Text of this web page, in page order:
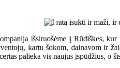
išsiruošėme į Rūdiškes,
kartu šokom, dainavom ir
palieka vis naujus įspūdžius, o